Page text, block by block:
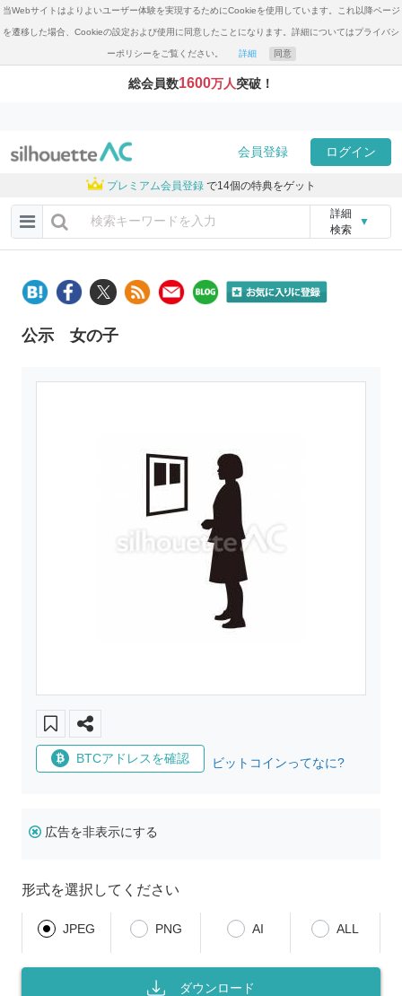
当Webサイトはよりよいユーザー体験を実現するためにCookieを使用しています。これ以降ページ
を遷移した場合、Cookieの設定および使用に同意したことになります。詳細についてはプライバシ
ーポリシーをご覧ください。 詳細 同意
総会員数1600万人突破！
会員登録 ログイン
プレミアム会員登録 で14個の特典をゲット
詳細
検索
▼
公示 女の子
BTCアドレスを確認 ビットコインってなに?
広告を非表示にする
形式を選択してください
JPEG PNG AI ALL
ダウンロード